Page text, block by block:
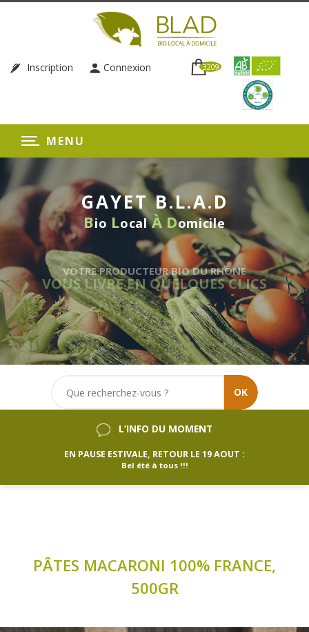
Inscription Connexion 3209
MENU
GAYET B.L.A.D
Bio LocalÀ Domicile
PRODUCTEUR BIO DU RHÔNE
LIVRE EN QUELQUES CLICS
OK
L’INFO DU MOMENT
EN PAUSE ESTIVALE, RETOUR LE 19 AOUT :
Bel été à tous !!!
PÂTES MACARONI 100% FRANCE,
500GR